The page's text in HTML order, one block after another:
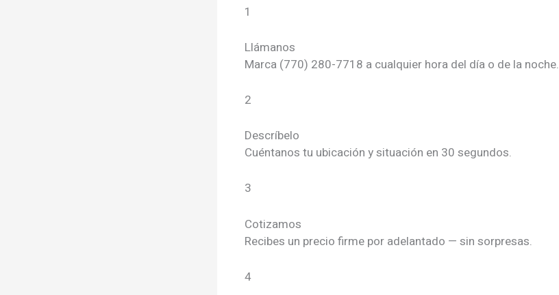
1
Llámanos
Marca (770) 280-7718 a cualquier hora del día o de la noche.
2
Descríbelo
Cuéntanos tu ubicación y situación en 30 segundos.
3
Cotizamos
Recibes un precio firme por adelantado — sin sorpresas.
4